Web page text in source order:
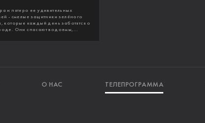
и пятеро ее удивительных
- смелые защитники зелёного
которые каждый день заботятся о
Они спасают водоемы,...
О НАС ТЕЛЕПРОГРАММА